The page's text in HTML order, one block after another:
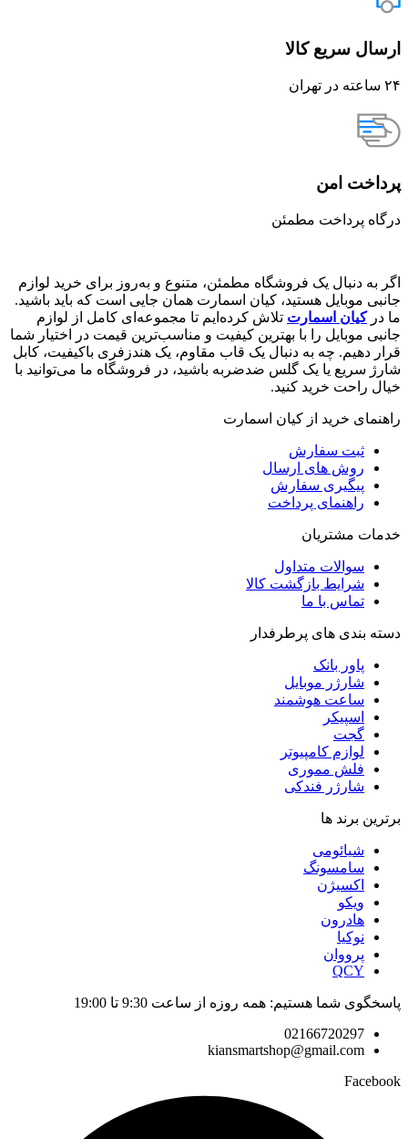
ارسال سریع کالا
۲۴ ساعته در تهران
پرداخت امن
درگاه پرداخت مطمئن
اگر به دنبال یک فروشگاه مطمئن، متنوع و به‌روز برای خرید لوازم
جانبی موبایل هستید، کیان اسمارت همان جایی است که باید باشید.
ما درکیان اسمارت تلاش کرده‌ایم تا مجموعه‌ای کامل از لوازم
جانبی موبایل را با بهترین کیفیت و مناسب‌ترین قیمت در اختیار شما
قرار دهیم. چه به دنبال یک قاب مقاوم، یک هندزفری باکیفیت، کابل
شارژ سریع یا یک گلس ضدضربه باشید، در فروشگاه ما می‌توانید با
خیال راحت خرید کنید.
راهنمای خرید از کیان اسمارت
ثبت سفارش
روش‌ های ارسال
پیگیری سفارش
راهنمای پرداخت
خدمات مشتریان
سوالات متداول
شرایط بازگشت کالا
تماس با ما
دسته بندی های پرطرفدار
پاور بانک
شارژر موبایل
ساعت هوشمند
اسپیکر
گجت
لوازم کامپیوتر
فلش مموری
شارژر فندکی
برترین برند ها
شیائومی
سامسونگ
اکسیژن
ویکو
هادرون
نوکیا
پرووان
QCY
پاسخگوی شما هستیم: همه روزه از ساعت 9:30 تا 19:00
02166720297
kiansmartshop@gmail.com
Facebook